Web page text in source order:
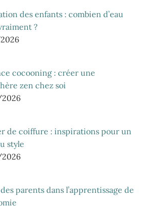
des enfants : combien d’eau
?
cocooning : créer une
zen chez soi
de coiffure : inspirations pour un
style
parents dans l’apprentissage de